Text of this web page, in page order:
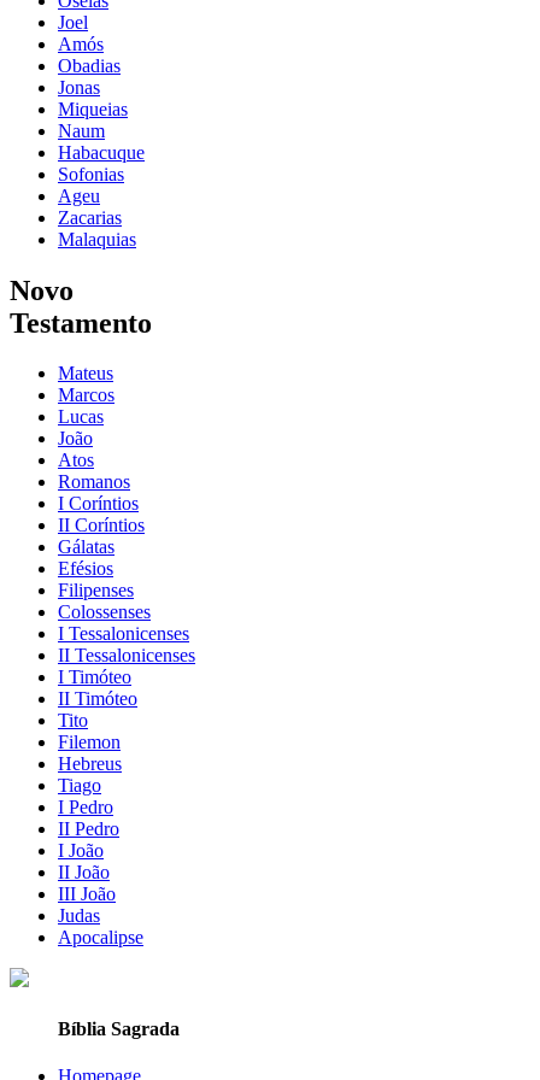
Joel
Amós
Obadias
Jonas
Miqueias
Naum
Habacuque
Sofonias
Ageu
Zacarias
Malaquias
Novo
Testamento
Mateus
Marcos
Lucas
João
Atos
Romanos
I Coríntios
II Coríntios
Gálatas
Efésios
Filipenses
Colossenses
I Tessalonicenses
II Tessalonicenses
I Timóteo
II Timóteo
Tito
Filemon
Hebreus
Tiago
I Pedro
II Pedro
I João
II João
III João
Judas
Apocalipse
Bíblia Sagrada
Homepage